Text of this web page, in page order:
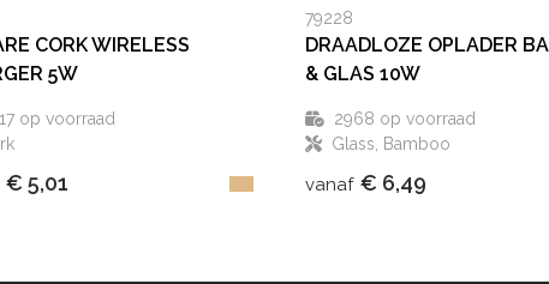
CORK WIRELESS
5W
op voorraad
€ 5,01
79228
DRAADLOZE OPLADER
& GLAS 10W
2968 op voorraad
Glass, Bamboo
vanaf € 6,49